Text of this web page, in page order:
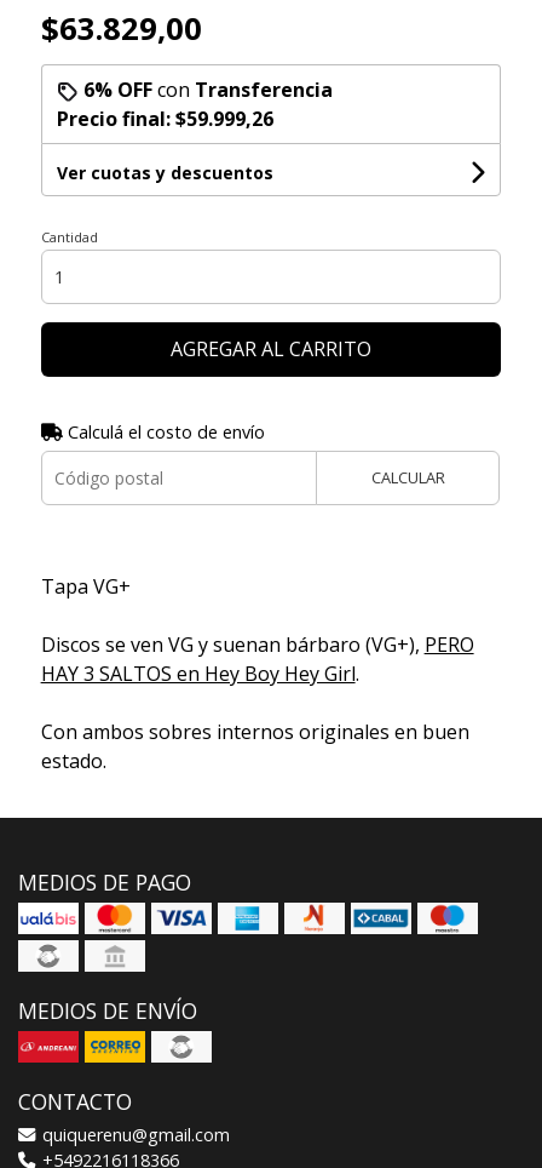
$63.829,00
6% OFFcon Transferencia
Precio final:$59.999,26
Ver cuotas y descuentos
Cantidad
AGREGAR AL CARRITO
Calculá el costo de envío
CALCULAR
Tapa VG+
Discos se ven VG y suenan bárbaro (VG+), PERO
HAY 3 SALTOS en Hey Boy Hey Girl.
Con ambos sobres internos originales en buen
estado.
MEDIOS DE PAGO
MEDIOS DE ENVÍO
CONTACTO
quiquerenu@gmail.com
+5492216118366